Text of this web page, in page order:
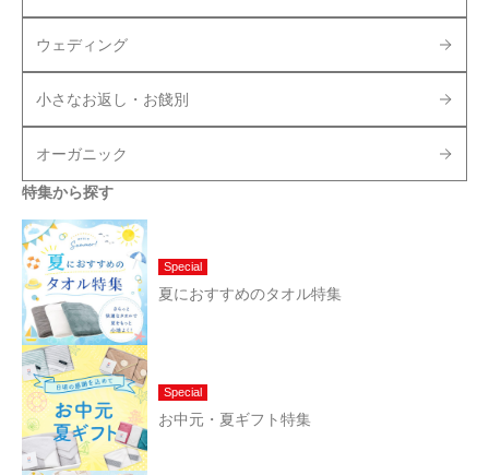
ウェディング
小さなお返し・お餞別
オーガニック
特集から探す
Special
夏におすすめのタオル特集
Special
お中元・夏ギフト特集